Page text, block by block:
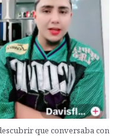
que conversaba con